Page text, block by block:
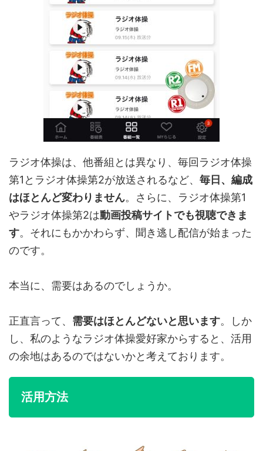
ラジオ体操は、他番組とは異なり、毎回ラジオ体操
第1とラジオ体操第2が放送されるなど、 毎日、編成
はほとんど変わりません。さらに、ラジオ体操第1
やラジオ体操第2は動画投稿サイトでも視聴できま
す。それにもかかわらず、聞き逃し配信が始まった
のです。
本当に、需要はあるのでしょうか。
正直言って、 需要はほとんどないと思います。しか
し、私のようなラジオ体操愛好家からすると、活用
の余地はあるのではないかと考えております。
活用方法